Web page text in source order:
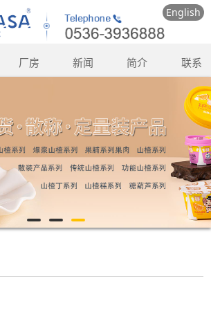
厂房 新闻 简介 联系
English